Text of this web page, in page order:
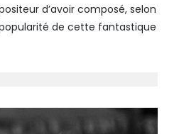
d’avoir composé, selon
de cette fantastique